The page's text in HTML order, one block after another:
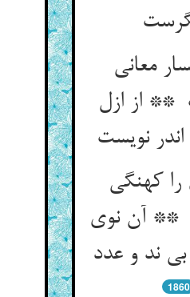
معانی
** از ازل
را کهنگی
** آن نوی
1860